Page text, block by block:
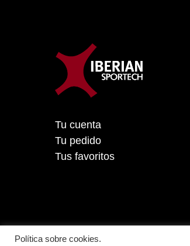
Tu cuenta
Tu pedido
Tus favoritos
Política sobre cookies.